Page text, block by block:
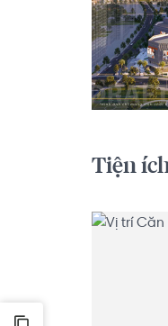
Giỏ hàng
+) Căn
+) Căn
+) Căn
+) Căn
+) Căn
NHẬN KÝ
2. BE6
Tiện